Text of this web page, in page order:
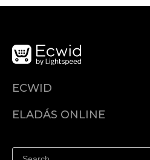
ECWID
Árkalkuláció
ELADÁS ONLINE
Eladás a Facebookon